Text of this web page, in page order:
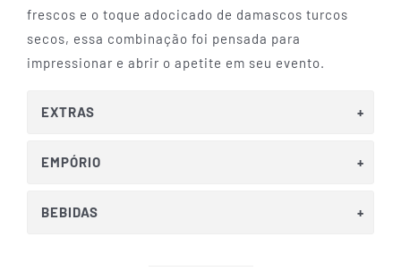
frescos e o toque adocicado de damascos turcos
secos, essa combinação foi pensada para
impressionar e abrir o apetite em seu evento.
EXTRAS
EMPÓRIO
BEBIDAS